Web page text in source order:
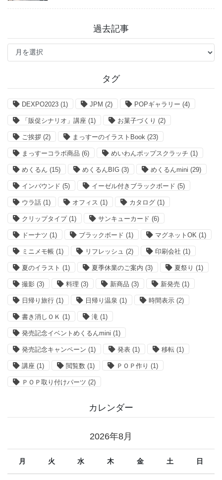
過去記事
過
記
タグ
DEXPO2023 (1) JPM (2) POPギャラリー (4)
「販促シナリオ」講座 (1) お菓子づくり (2)
ご挨拶 (2) まっすーのイラストBook (23)
まっすーコラボ商品 (6) めいわんポップスクラッチ (1)
めくるん (15) めくるんBIG (3) めくるんmini (29)
インバウンド (5) イーゼル付きブラックボード (5)
ウラ話 (1) オフィス (1) カタログ (1)
クリップタイプ(1) サンキューカード (6)
ドーナツ (1) ブラックボード (1) マグネットOK (1)
ミニメモ帳 (1) リフレッシュ (2) 印刷会社 (1)
夏のイラスト (1) 夏季休業のご案内 (3) 夏祭り (1)
撮影 (3) 料理 (3) 新商品 (3) 新発売 (1)
日帰り旅行 (1) 日帰り温泉 (1) 時間表示 (2)
書き消しＯＫ (1) 滝 (1)
発売記念イベントめくるんmini (1)
発売記念キャンペーン (1) 発表 (1) 移転 (1)
講座 (1) 閲覧数 (1) ＰＯＰ作り (1)
ＰＯＰ取り付けパーツ (2)
カレンダー
2026年8月
月 火 水 木 金 土 日